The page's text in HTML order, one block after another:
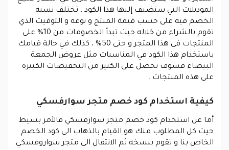
الموديلات التي ستضيف إليها هذا الكود ، تختلف نسبة
الخصم فيه على حسب قيمة المنتج و نوعه و التوقيت الذي
تقوم بالشراء من خلاله حيث تبدأ الخصومات من 10% على
المنتجات في هذا المتجر و حتى 50% ، كذلك في حالة قيامك
باستخدام هذا الكود في المناسبات مثل عروض الجمعة
البيضاء فسوف تحصل على الكثير من التخفيضات الكبيرة
على هذه المنتجات .
كيفية استخدام كود خصم متجر سوارفسكي
أما عن استخدام كود خصم متجر سوارفسكي فالأمر بسيط
حيث كل المطلوب منك هو القيام بالذهاب الى كود الخصم
الخاص بنا و تقوم بنسخه ثم الانتقال الى متجر سواروفسكي